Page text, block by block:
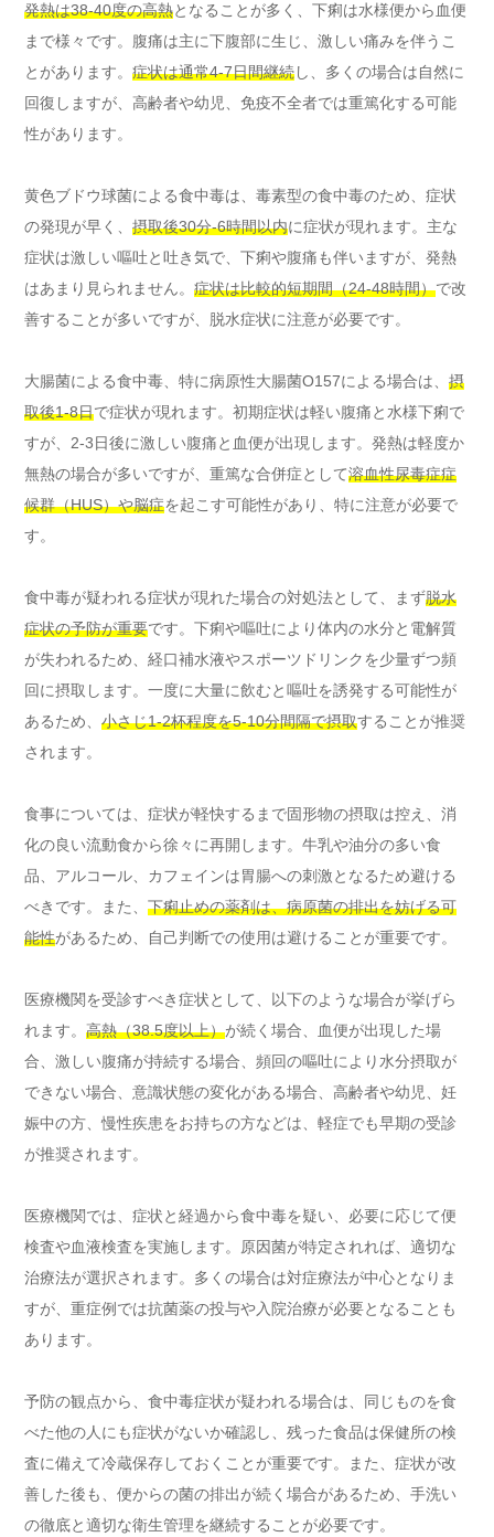
発熱は38-40度の高熱となることが多く、下痢は水様便から血便
まで様々です。腹痛は主に下腹部に生じ、激しい痛みを伴うこ
とがあります。 症状は通常4-7日間継続し、多くの場合は自然に
回復しますが、高齢者や幼児、免疫不全者では重篤化する可能
性があります。
黄色ブドウ球菌による食中毒は、毒素型の食中毒のため、症状
の発現が早く、 摂取後30分-6時間以内に症状が現れます。主な
症状は激しい嘔吐と吐き気で、下痢や腹痛も伴いますが、発熱
はあまり見られません。 症状は比較的短期間（24-48時間）で改
善することが多いですが、脱水症状に注意が必要です。
大腸菌による食中毒、特に病原性大腸菌O157による場合は、 摂
取後1-8日で症状が現れます。初期症状は軽い腹痛と水様下痢で
すが、2-3日後に激しい腹痛と血便が出現します。発熱は軽度か
無熱の場合が多いですが、重篤な合併症として溶血性尿毒症症
候群（HUS）や脳症を起こす可能性があり、特に注意が必要で
す。
食中毒が疑われる症状が現れた場合の対処法として、まず脱水
症状の予防が重要です。下痢や嘔吐により体内の水分と電解質
が失われるため、経口補水液やスポーツドリンクを少量ずつ頻
回に摂取します。一度に大量に飲むと嘔吐を誘発する可能性が
あるため、 小さじ1-2杯程度を5-10分間隔で摂取することが推奨
されます。
食事については、症状が軽快するまで固形物の摂取は控え、消
化の良い流動食から徐々に再開します。牛乳や油分の多い食
品、アルコール、カフェインは胃腸への刺激となるため避ける
べきです。また、 下痢止めの薬剤は、病原菌の排出を妨げる可
能性があるため、自己判断での使用は避けることが重要です。
医療機関を受診すべき症状として、以下のような場合が挙げら
れます。 高熱（38.5度以上）が続く場合、血便が出現した場
合、激しい腹痛が持続する場合、頻回の嘔吐により水分摂取が
できない場合、意識状態の変化がある場合、高齢者や幼児、妊
娠中の方、慢性疾患をお持ちの方などは、軽症でも早期の受診
が推奨されます。
医療機関では、症状と経過から食中毒を疑い、必要に応じて便
検査や血液検査を実施します。原因菌が特定されれば、適切な
治療法が選択されます。多くの場合は対症療法が中心となりま
すが、重症例では抗菌薬の投与や入院治療が必要となることも
あります。
予防の観点から、食中毒症状が疑われる場合は、同じものを食
べた他の人にも症状がないか確認し、残った食品は保健所の検
査に備えて冷蔵保存しておくことが重要です。また、症状が改
善した後も、便からの菌の排出が続く場合があるため、手洗い
の徹底と適切な衛生管理を継続することが必要です。